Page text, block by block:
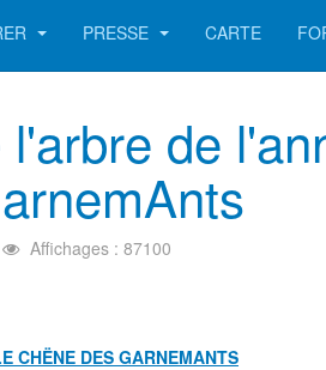
PRESSE CARTE
de
Affichages : 87100
CHËNE DES GARNEMANTS